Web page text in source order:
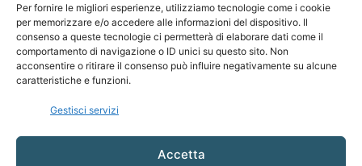
Per fornire le migliori esperienze, utilizziamo tecnologie come i cookie
per memorizzare e/o accedere alle informazioni del dispositivo. Il
consenso a queste tecnologie ci permetterà di elaborare dati come il
comportamento di navigazione o ID unici su questo sito. Non
acconsentire o ritirare il consenso può influire negativamente su alcune
caratteristiche e funzioni.
Gestisci servizi
Accetta
SEGUICI